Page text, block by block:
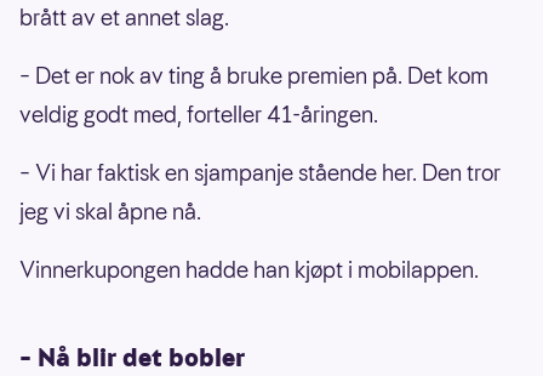
brått av et annet slag.
– Det er nok av ting å bruke premien på. Det kom
veldig godt med, forteller 41-åringen.
– Vi har faktisk en sjampanje stående her. Den tror
jeg vi skal åpne nå.
Vinnerkupongen hadde han kjøpt i mobilappen.
– Nå blir det bobler